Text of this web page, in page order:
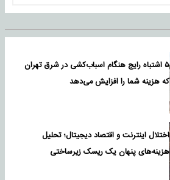
۵ اشتباه رایج هنگام اسباب‌کشی در شرق تهران
که هزینه شما را افزایش می‌دهد
اختلال اینترنت و اقتصاد دیجیتال؛ تحلیل
هزینه‌های پنهان یک ریسک زیرساختی